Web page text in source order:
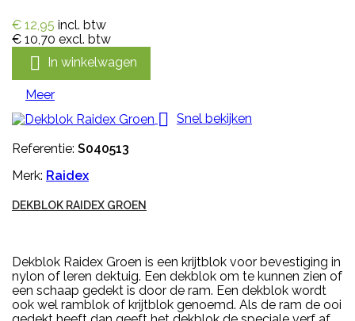
€ 12,95 incl. btw
€ 10,70 excl. btw
 In winkelwagen
Meer
 Snel bekijken
Referentie: S040513
Merk: Raidex
DEKBLOK RAIDEX GROEN
Dekblok Raidex Groen is een krijtblok voor bevestiging in
nylon of leren dektuig. Een dekblok om te kunnen zien of
een schaap gedekt is door de ram. Een dekblok wordt
ook wel ramblok of krijtblok genoemd. Als de ram de ooi